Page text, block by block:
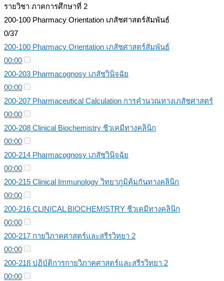
รายวิชา ภาคการศึกษาที่ 2
200-100 Pharmacy Orientation เภสัชศาสตร์สัมพันธ์
0/37
200-100 Pharmacy Orientation เภสัชศาสตร์สัมพันธ์
00:00
200-203 Pharmacognosy เภสัชวินิจฉัย
00:00
200-207 Pharmaceutical Calculation การคำนวณทางเภสัชศาสตร์
00:00
200-208 Clinical Biochemistry ชีวเคมีทางคลินิก
00:00
200-214 Pharmacognosy เภสัชวินิจฉัย
00:00
200-215 Clinical Immunology วิทยาภูมิคุ้มกันทางคลินิก
00:00
200-216 CLINICAL BIOCHEMISTRY ชีวเคมีทางคลินิก
00:00
200-217 กายวิภาคศาสตร์และสรีรวิทยา 2
00:00
200-218 ปฏิบัติการกายวิภาคศาสตร์และสรีรวิทยา 2
00:00